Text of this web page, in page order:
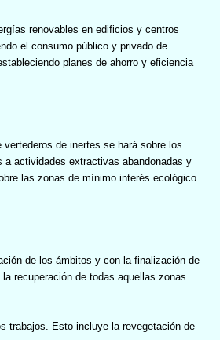
renovables en edificios y centros
el consumo público y privado de
planes de ahorro y eficiencia
vertederos de inertes se hará sobre los
a actividades extractivas abandonadas y
las zonas de mínimo interés ecológico
de los ámbitos y con la finalización de
recuperación de todas aquellas zonas
trabajos. Esto incluye la revegetación de